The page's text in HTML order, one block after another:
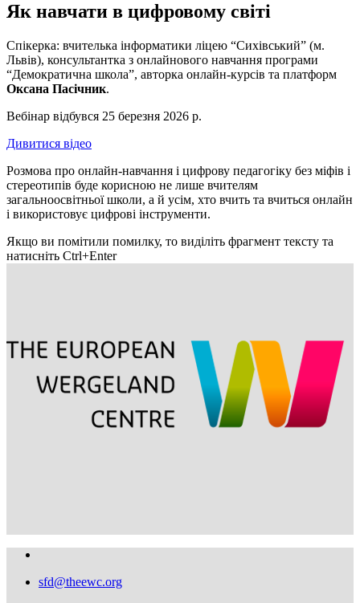
Як навчати в цифровому світі
Спікерка: вчителька інформатики ліцею “Сихівський” (м.
Львів), консультантка з онлайнового навчання програми
“Демократична школа”, авторка онлайн-курсів та платформ
Оксана Пасічник.
Вебінар відбувся 25 березня 2026 р.
Дивитися відео
Розмова про онлайн-навчання і цифрову педагогіку без міфів і
стереотипів буде корисною не лише вчителям
загальноосвітньої школи, а й усім, хто вчить та вчиться онлайн
і використовує цифрові інструменти.
Якщо ви помітили помилку, то виділіть фрагмент тексту та
натисніть Ctrl+Enter
sfd@theewc.org